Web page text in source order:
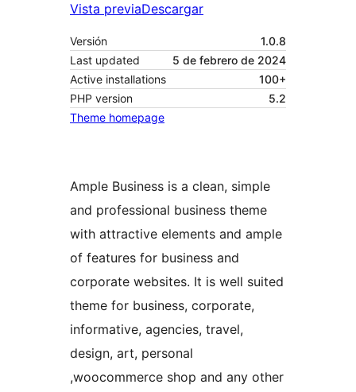
Vista previaDescargar
Versión
1.0.8
Last updated
5 de febrero de 2024
Active installations
100+
PHP version
5.2
Theme homepage
Ample Business is a clean, simple
and professional business theme
with attractive elements and ample
of features for business and
corporate websites. It is well suited
theme for business, corporate,
informative, agencies, travel,
design, art, personal
,woocommerce shop and any other